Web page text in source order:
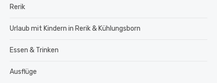
Rerik
Urlaub mit Kindern in Rerik & Kühlungsborn
Essen & Trinken
Ausflüge